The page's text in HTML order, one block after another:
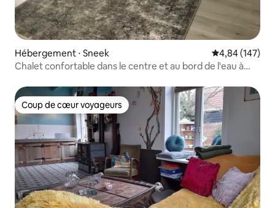
Hébergement ⋅ Sneek Évaluation
4,84 (147)
Chalet confortable dans le centre et au bord de l'eau à
Coup de cœur voyageurs
Coup de cœur voyageurs